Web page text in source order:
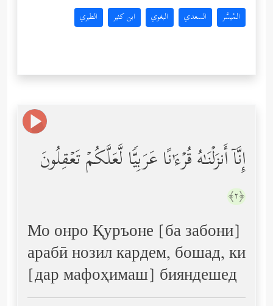
المُيسَّر السعدي البغوي ابن كثير الطبري
إِنَّاۤ أَنزَلۡنَـٰهُ قُرۡءَ ٰ⁠ نًا عَرَبِیࣰّا لَّعَلَّكُمۡ تَعۡقِلُونَ
﴿٢﴾
Мо онро Қуръоне [ба забони]
арабӣ нозил кардем, бошад, ки
[дар мафоҳимаш] бияндешед